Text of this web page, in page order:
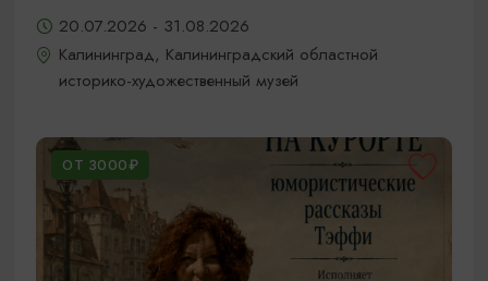
20.07.2026 - 31.08.2026
Калининград, Калининградский областной
историко-художественный музей
ОТ 3000₽